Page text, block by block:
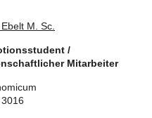
M. Sc.
/
Mitarbeiter